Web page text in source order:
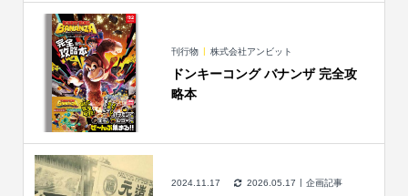
刊行物 株式会社アンビット
ドンキーコング バナンザ 完全攻
略本
2024.11.17 2026.05.17 企画記事